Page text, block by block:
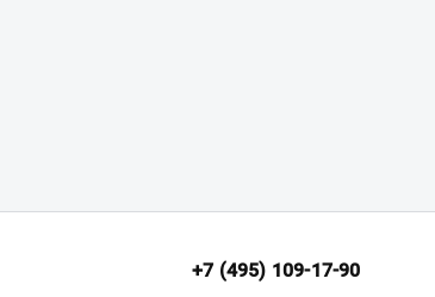
+7 (495) 109-17-90